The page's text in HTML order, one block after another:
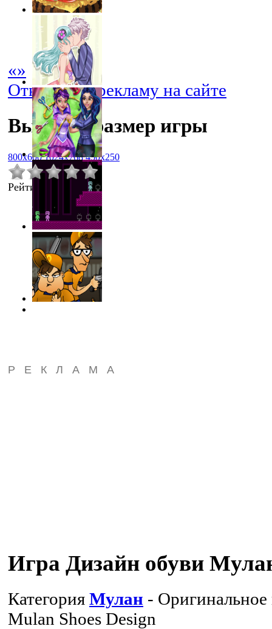
«»
Отключить рекламу на сайте
Выбрать размер игры
800x600 1024x768 450x250
Рейтинг
РЕКЛАМА
Игра Дизайн обуви
Категория Мулан - Оригинальное
Mulan Shoes Design